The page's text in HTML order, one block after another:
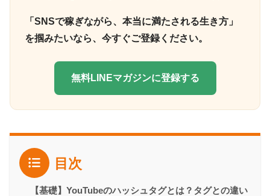
「SNSで稼ぎながら、本当に満たされる生き方」
を掴みたいなら、今すぐご登録ください。
無料LINEマガジンに登録する
目次
【基礎】YouTubeのハッシュタグとは？タグとの違い